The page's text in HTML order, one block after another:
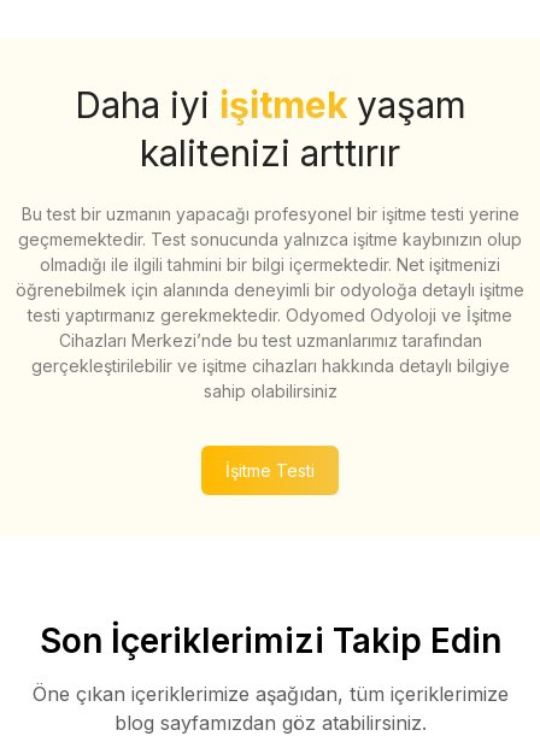
Daha iyi işitmek yaşam
kalitenizi arttırır
Bu test bir uzmanın yapacağı profesyonel bir işitme testi yerine
geçmemektedir. Test sonucunda yalnızca işitme kaybınızın olup
olmadığı ile ilgili tahmini bir bilgi içermektedir. Net işitmenizi
öğrenebilmek için alanında deneyimli bir odyoloğa detaylı işitme
testi yaptırmanız gerekmektedir. Odyomed Odyoloji ve İşitme
Cihazları Merkezi’nde bu test uzmanlarımız tarafından
gerçekleştirilebilir ve işitme cihazları hakkında detaylı bilgiye
sahip olabilirsiniz
İşitme Testi
Son İçeriklerimizi Takip Edin
Öne çıkan içeriklerimize aşağıdan, tüm içeriklerimize
blog sayfamızdan göz atabilirsiniz.